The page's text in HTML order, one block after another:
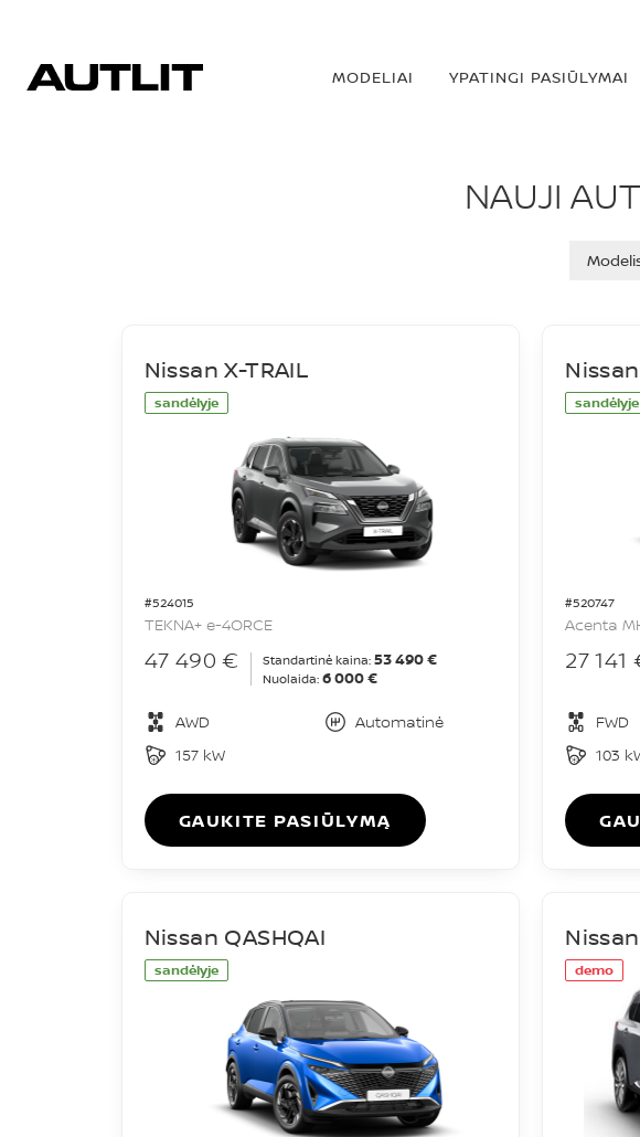
MODELIAI YPATINGI PASIŪLYMAI
NAUJI AUTOMOBILIAI
NAUJI
sandėlyje
#524015
Nissan X-TRAIL
TEKNA+ e-4ORCE
47 490 € Standartinė kaina: 53 490 €
Nuolaida: 6 000 €
AWD
Automatinė
157 kW
GAUKITE PASIŪLYMĄ
sandėlyje
#520747
Acenta
27 141
FWD
103
sandėlyje
Nissan QASHQAI
demo